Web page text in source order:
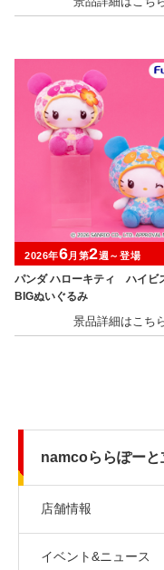
パンダ ハローキティ ハイビ
BIGぬいぐるみ
2026年6月第2週～登場
namcoららぽーと
店舗情報
イベント&ニュース